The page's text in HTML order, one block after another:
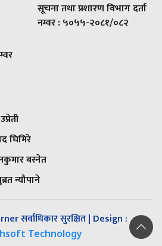
सूचना तथा प्रशारण विभाग दर्ता
नम्वर : ५०५५-२०८१/०८२
घिमिरे
बस्नेत
न्यौपाने
सर्वाधिकार सुरक्षित | Design :
Technology